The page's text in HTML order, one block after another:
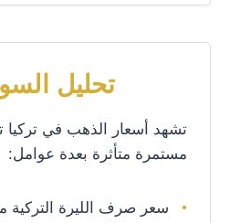
تحليل
تشهد أسعار الذهب في تركيا
مستمرة متأثرة بعدة عوامل:
سعر صرف الليرة التركية